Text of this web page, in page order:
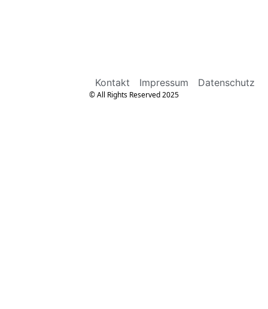
Kontakt Impressum Datenschutz
© All Rights Reserved 2025